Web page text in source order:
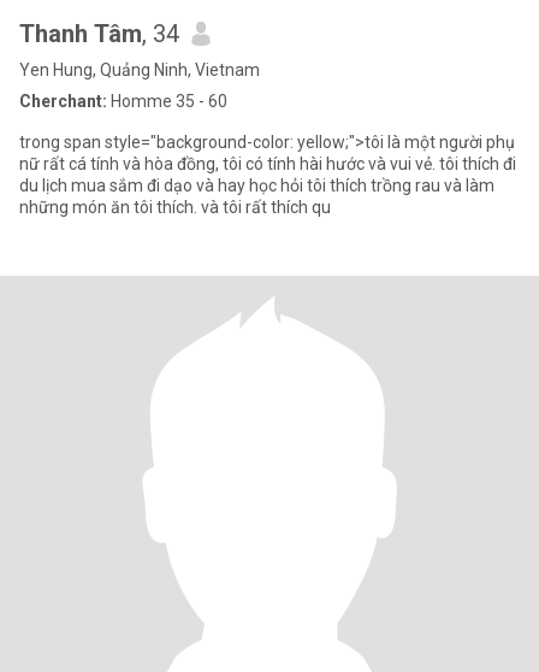
Thanh Tâm, 34
Yen Hung, Quảng Ninh, Vietnam
Cherchant: Homme 35 - 60
trong span style="background-color: yellow;">tôi là một người phụ
nữ rất cá tính và hòa đồng, tôi có tính hài hước và vui vẻ. tôi thích đi
du lịch mua sắm đi dạo và hay học hỏi tôi thích trồng rau và làm
những món ăn tôi thích. và tôi rất thích qu